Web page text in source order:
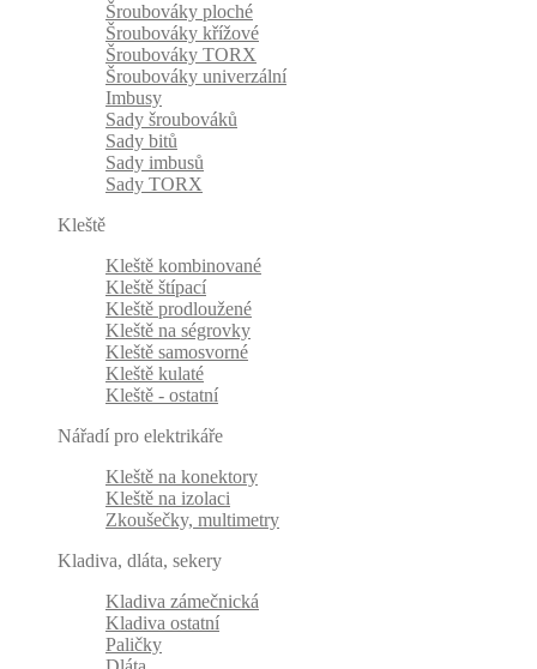
Šroubováky ploché
Šroubováky křížové
Šroubováky TORX
Šroubováky univerzální
Imbusy
Sady šroubováků
Sady bitů
Sady imbusů
Sady TORX
Kleště
Kleště kombinované
Kleště štípací
Kleště prodloužené
Kleště na ségrovky
Kleště samosvorné
Kleště kulaté
Kleště - ostatní
Nářadí pro elektrikáře
Kleště na konektory
Kleště na izolaci
Zkoušečky, multimetry
Kladiva, dláta, sekery
Kladiva zámečnická
Kladiva ostatní
Paličky